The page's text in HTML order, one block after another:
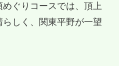
ぐりコースでは、頂上
しく、関東平野が一望